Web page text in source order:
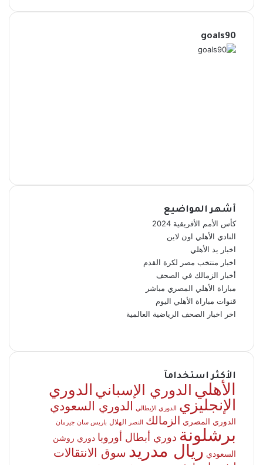
goals90
RSS
News
أشهر المواضيع
كأس الأمم الأفريقية 2024
النادي الأهلي اون لاين
اخبار يد الأهلي
اخبار منتخب مصر لكرة القدم
أخبار الزمالك في الصحف
مباراة الأهلي المصري مباشر
قنوات مباراة الأهلي اليوم
اخر اخبار الصحف الرياضية العالمية
الأكثر استخدامآ
الأهلي الدوري الإسباني الدوري
الإنجليزي الدوري الإيطالي الدوري السعودي
الدوري المصري الزمالك النصر الهلال باريس سان جيرمان
برشلونة دوري أبطال أوروبا دوري روشن
السعودي ريال مدريد سوق الانتقالات